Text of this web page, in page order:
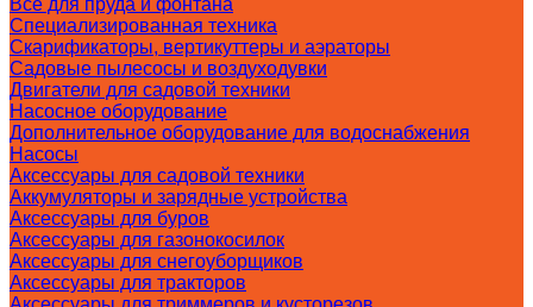
Все для пруда и фонтана
Специализированная техника
Скарификаторы, вертикуттеры и аэраторы
Садовые пылесосы и воздуходувки
Двигатели для садовой техники
Насосное оборудование
Дополнительное оборудование для водоснабжения
Насосы
Аксессуары для садовой техники
Аккумуляторы и зарядные устройства
Аксессуары для буров
Аксессуары для газонокосилок
Аксессуары для снегоуборщиков
Аксессуары для тракторов